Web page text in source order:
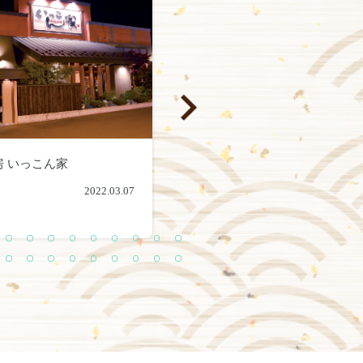
いっこん家
2022.03.07
㈱坂口精肉店
2022.03.25
2
7
2
8
2
9
3
0
3
1
3
2
3
3
3
3
5
6
6
6
6
5
6
6
7
6
6
9
7
0